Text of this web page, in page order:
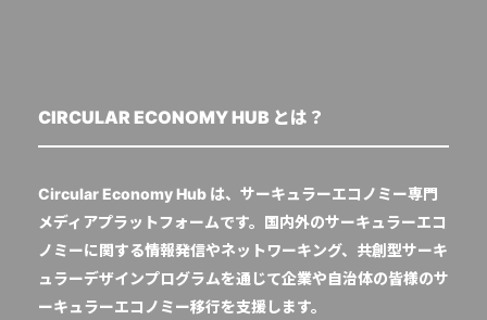
CIRCULAR ECONOMY HUB とは？
Circular Economy Hub は、サーキュラーエコノミー専門
メディアプラットフォームです。国内外のサーキュラーエコ
ノミーに関する情報発信やネットワーキング、共創型サーキ
ュラーデザインプログラムを通じて企業や自治体の皆様のサ
ーキュラーエコノミー移行を支援します。